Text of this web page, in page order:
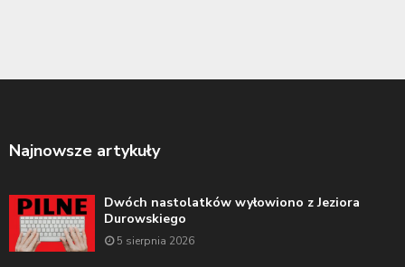
Najnowsze artykuły
Dwóch nastolatków wyłowiono z Jeziora
Durowskiego
5 sierpnia 2026